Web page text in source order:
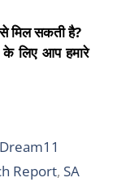
मिल सकती है?
लिए आप हमारे
Dream11
Report, SA